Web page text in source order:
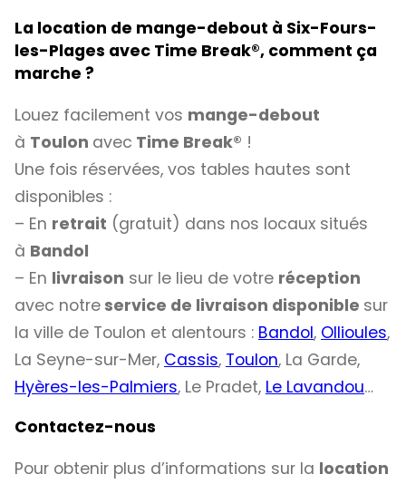
La location de mange-debout à Six-Fours-
les-Plages avec Time Break®, comment ça
marche ?
Louez facilement vos mange-debout
à Toulon avec Time Break® !
Une fois réservées, vos tables hautes sont
disponibles :
– En retrait (gratuit) dans nos locaux situés
à Bandol
– En livraison sur le lieu de votre réception
avec notre service de livraison disponible sur
la ville de Toulon et alentours : Bandol, Ollioules,
La Seyne-sur-Mer, Cassis, Toulon, La Garde,
Hyères-les-Palmiers, Le Pradet, Le Lavandou…
Contactez-nous
Pour obtenir plus d’informations sur la location